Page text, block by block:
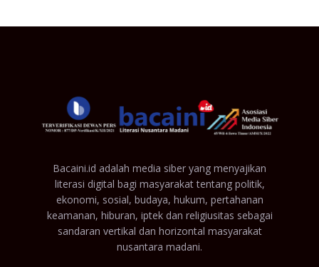
Bacaini.id adalah media siber yang menyajikan
literasi digital bagi masyarakat tentang politik,
ekonomi, sosial, budaya, hukum, pertahanan
keamanan, hiburan, iptek dan religiusitas sebagai
sandaran vertikal dan horizontal masyarakat
nusantara madani.